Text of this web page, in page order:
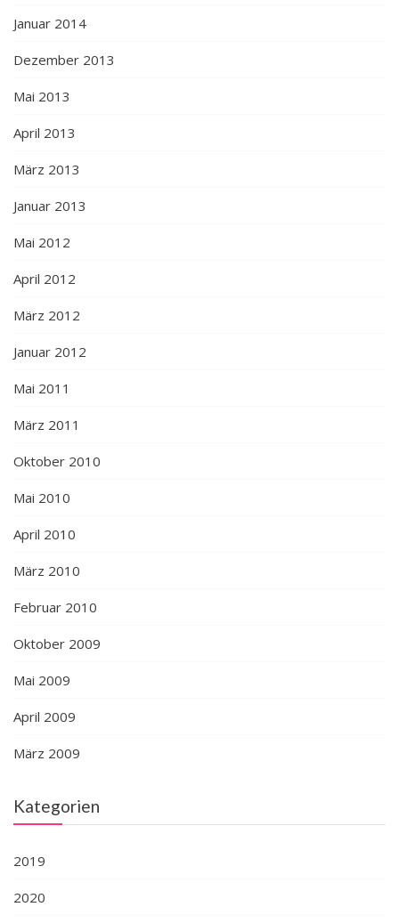
Januar 2014
Dezember 2013
Mai 2013
April 2013
März 2013
Januar 2013
Mai 2012
April 2012
März 2012
Januar 2012
Mai 2011
März 2011
Oktober 2010
Mai 2010
April 2010
März 2010
Februar 2010
Oktober 2009
Mai 2009
April 2009
März 2009
Kategorien
2019
2020